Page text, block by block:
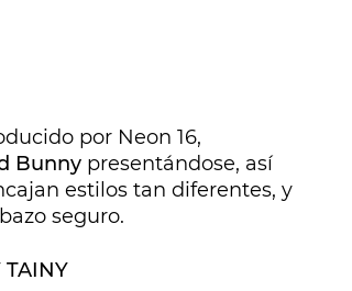
por Neon 16,
Bunny presentándose, así
estilos tan diferentes, y
seguro.
TAINY